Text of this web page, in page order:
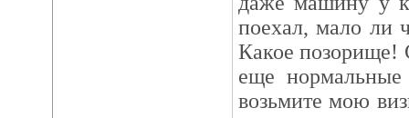
поехал, мало ли
Какое позорище!
еще
возьмите мою